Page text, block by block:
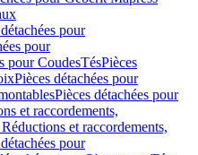
pour
pour
pour CoudesTésPièces
Pièces détachées pour
Pièces détachées pour
et raccordements,
et raccordements,
pour